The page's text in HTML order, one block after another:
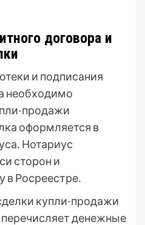
договора и
и подписания
необходимо
продажи
оформляется в
Нотариус
сторон и
в Росреестре․
купли-продажи
денежные